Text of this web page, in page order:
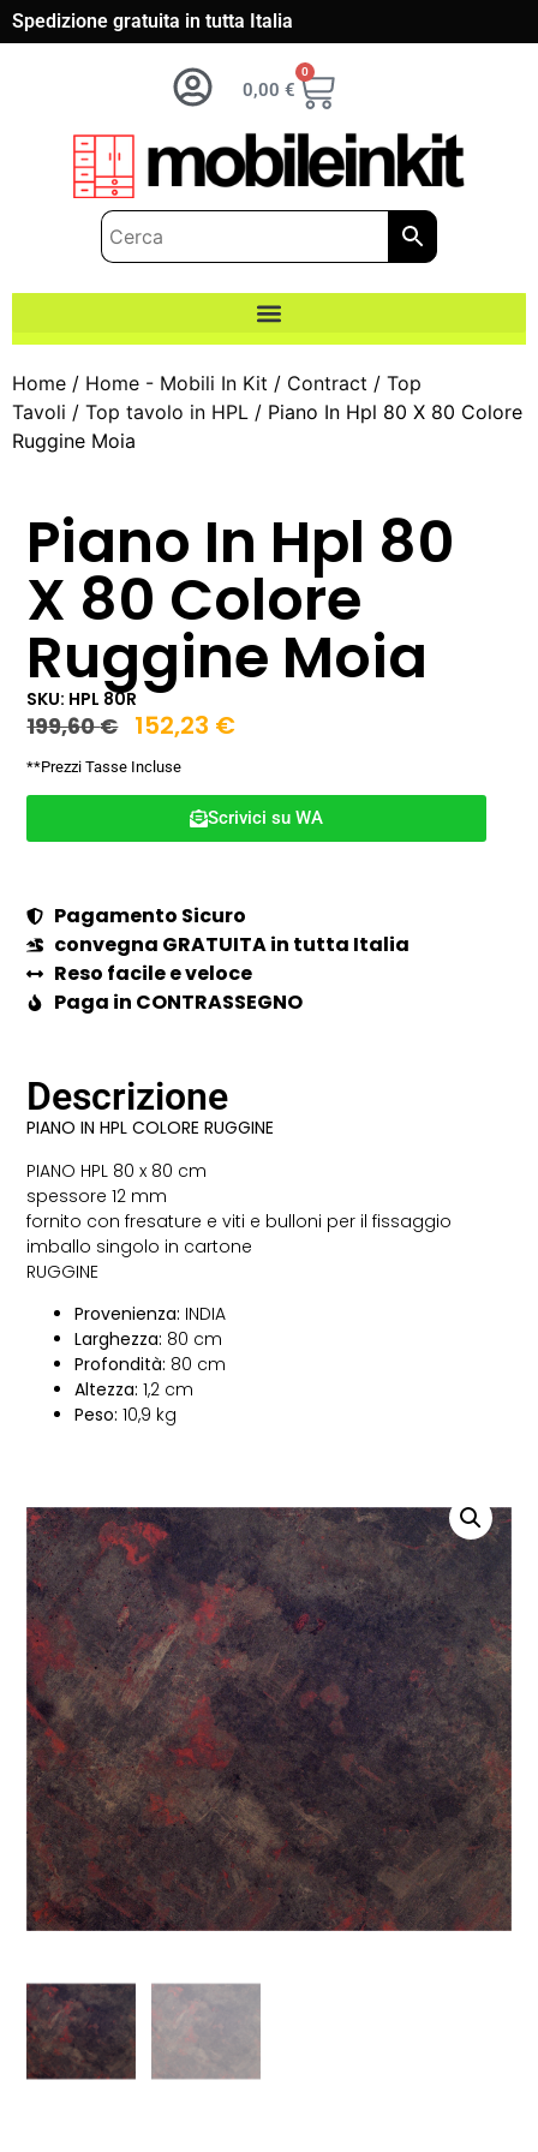
Spedizione gratuita in tutta Italia
0,00 €
0
Home / Home - Mobili In Kit / Contract / Top
Tavoli / Top tavolo in HPL / Piano In Hpl 80 X 80 Colore
Ruggine Moia
Piano In Hpl 80
X 80 Colore
Ruggine Moia
SKU: HPL 80R
199,60€ 152,23 €
**Prezzi Tasse Incluse
Scrivici su WA
Pagamento Sicuro
convegna GRATUITA in tutta Italia
Reso facile e veloce
Paga in CONTRASSEGNO
Descrizione
PIANO IN HPL COLORE RUGGINE
PIANO HPL 80 x 80 cm
spessore 12 mm
fornito con fresature e viti e bulloni per il fissaggio
imballo singolo in cartone
RUGGINE
Provenienza: INDIA
Larghezza: 80 cm
Profondità: 80 cm
Altezza: 1,2 cm
Peso: 10,9 kg